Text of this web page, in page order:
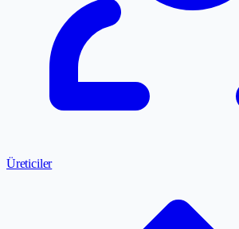
Üreticiler